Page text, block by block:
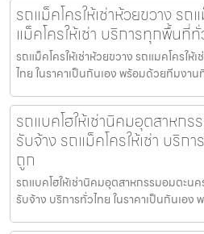
รถแม็คโครให้เช่าห้วยขวาง รถ
แม็คโครให้เช่า บริการทุกพื้นที่
รถแม็คโครให้เช่าห้วยขวาง รถแมคโครให้
ไทย ในราคาเป็นกันเอง พร้อมด้วยทีมงา
รถแบคโฮให้เช่านิคมอุตสาหก
รับจ้าง รถแม็คโครให้เช่า บริก
ถูก
รถแบคโฮให้เช่านิคมอุตสาหกรรมอมตะนค
รับจ้าง บริการทั่วไทย ในราคาเป็นกันเอ